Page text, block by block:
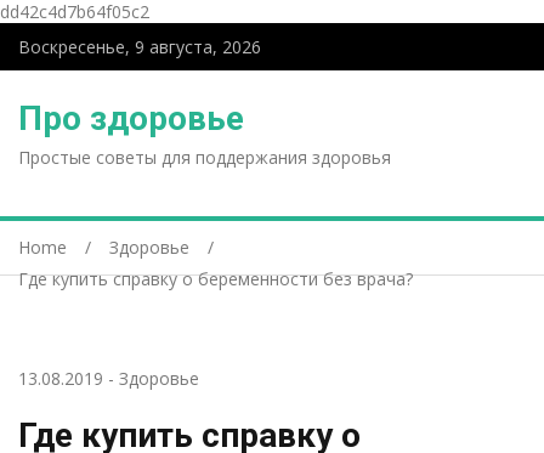
dd42c4d7b64f05c2
Воскресенье, 9 августа, 2026
Про здоровье
Простые советы для поддержания здоровья
Home
Здоровье
Где купить справку о беременности без врача?
13.08.2019 - Здоровье
Где купить справку о